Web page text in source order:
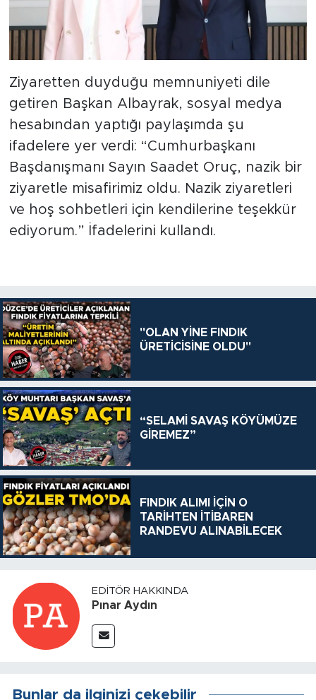
Ziyaretten duyduğu memnuniyeti dile
getiren Başkan Albayrak, sosyal medya
hesabından yaptığı paylaşımda şu
ifadelere yer verdi: “Cumhurbaşkanı
Başdanışmanı Sayın Saadet Oruç, nazik bir
ziyaretle misafirimiz oldu. Nazik ziyaretleri
ve hoş sohbetleri için kendilerine teşekkür
ediyorum.” İfadelerini kullandı.
"OLAN YİNE FINDIK
ÜRETİCİSİNE OLDU"
“SELAMİ SAVAŞ KÖYÜMÜZE
GİREMEZ”
FINDIK ALIMI İÇİN O
TARİHTEN İTİBAREN
RANDEVU ALINABİLECEK
EDITÖR HAKKINDA
Pınar Aydın
Bunlar da ilginizi çekebilir